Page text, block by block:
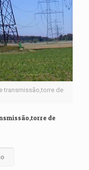
transmissão,torre de
de